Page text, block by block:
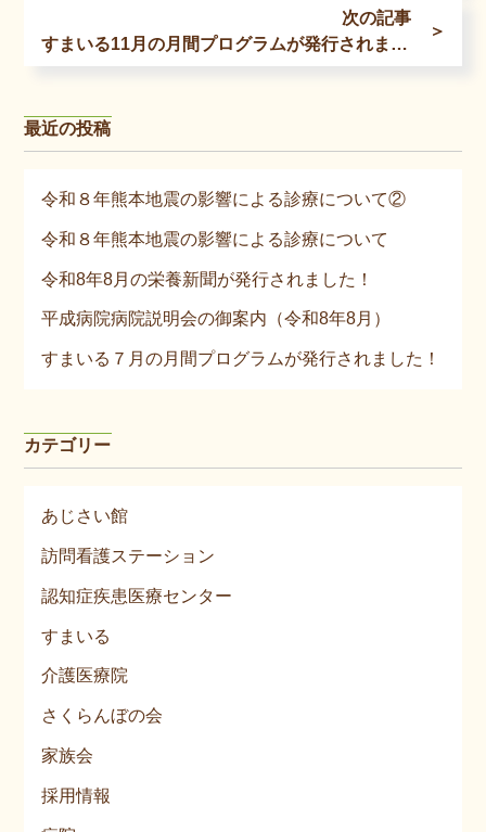
次の記事
すまいる11月の月間プログラムが発行されました！
最近の投稿
令和８年熊本地震の影響による診療について②
令和８年熊本地震の影響による診療について
令和8年8月の栄養新聞が発行されました！
平成病院病院説明会の御案内（令和8年8月）
すまいる７月の月間プログラムが発行されました！
カテゴリー
あじさい館
訪問看護ステーション
認知症疾患医療センター
すまいる
介護医療院
さくらんぼの会
家族会
採用情報